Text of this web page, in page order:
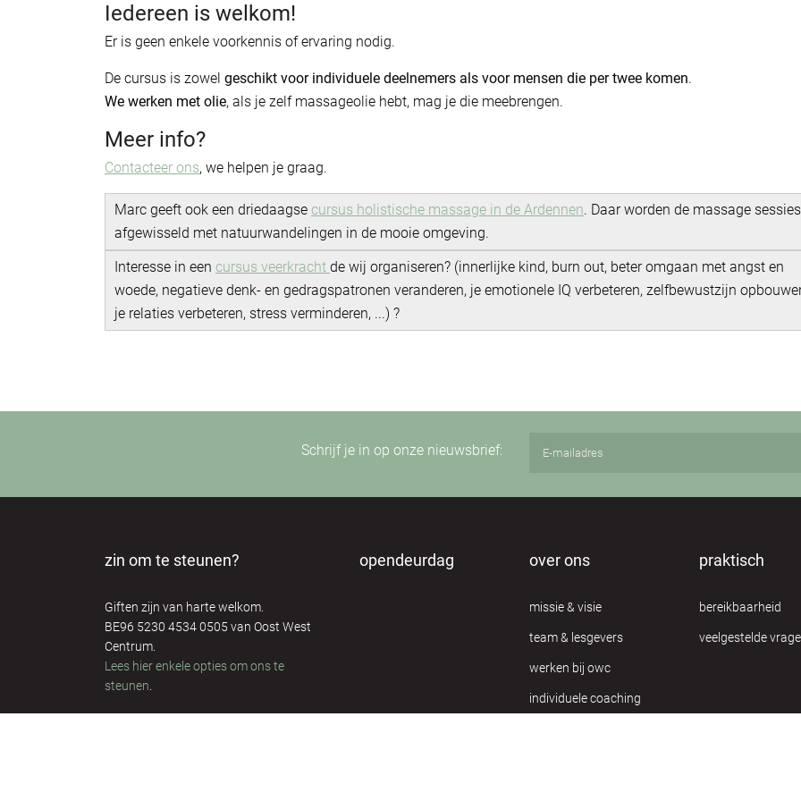
Iedereen is welkom!
Er is geen enkele voorkennis of ervaring nodig.
De cursus is zowel geschikt voor individuele deelnemers als voor mensen die per twee komen.
We werken met olie, als je zelf massageolie hebt, mag je die meebrengen.
Meer info?
Contacteer ons, we helpen je graag.
Marc geeft ook een driedaagse cursus holistische massage in de Ardennen. Daar worden de massage sessies
afgewisseld met natuurwandelingen in de mooie omgeving.
Interesse in een cursus veerkracht de wij organiseren? (innerlijke kind, burn out, beter omgaan met angst en
woede, negatieve denk- en gedragspatronen veranderen, je emotionele IQ verbeteren, zelfbewustzijn
je relaties verbeteren, stress verminderen, ...) ?
Schrijf je in op onze nieuwsbrief:
zin om te steunen?
Giften zijn van harte welkom.
BE96 5230 4534 0505 van Oost West
Centrum.
Lees hier enkele opties om ons te
steunen
opendeurdag over ons
missie & visie
team & lesgevers
werken bij owc
individuele coaching
praktisch
bereikbaarheid
veelgestelde